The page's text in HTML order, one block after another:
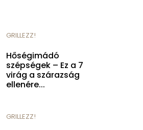
GRILLEZZ!
Hőségimádó
szépségek – Ez a 7
virág a szárazság
ellenére...
GRILLEZZ!